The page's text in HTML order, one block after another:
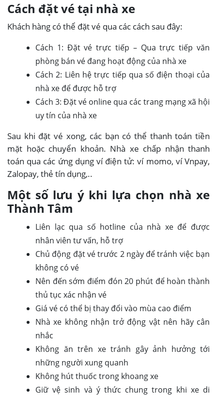
Cách đặt vé tại nhà xe
Khách hàng có thể đặt vé qua các cách sau đây:
Cách 1: Đặt vé trực tiếp – Qua trực tiếp văn
phòng bán vé đang hoạt động của nhà xe
Cách 2: Liên hệ trực tiếp qua số điện thoại của
nhà xe để được hỗ trợ
Cách 3: Đặt vé online qua các trang mạng xã hội
uy tín của nhà xe
Sau khi đặt vé xong, các bạn có thể thanh toán tiền
mặt hoặc chuyển khoản. Nhà xe chấp nhận thanh
toán qua các ứng dụng ví điện tử: ví momo, ví Vnpay,
Zalopay, thẻ tín dụng,..
Một số lưu ý khi lựa chọn nhà xe
Thành Tâm
Liên lạc qua số hotline của nhà xe để được
nhân viên tư vấn, hỗ trợ
Chủ động đặt vé trước 2 ngày để tránh việc bạn
không có vé
Nên đến sớm điểm đón 20 phút để hoàn thành
thủ tục xác nhận vé
Giá vé có thể bị thay đổi vào mùa cao điểm
Nhà xe không nhận trở động vật nên hãy cân
nhắc
Không ăn trên xe tránh gây ảnh hưởng tới
những người xung quanh
Không hút thuốc trong khoang xe
Giữ vệ sinh và ý thức chung trong khi xe di